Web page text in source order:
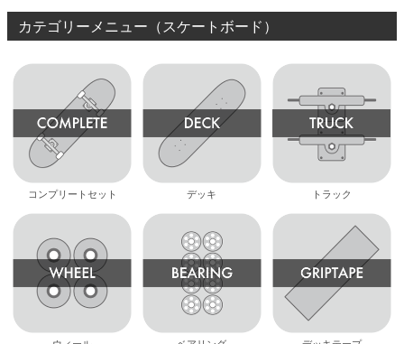
カテゴリーメニュー（スケートボード）
コンプリートセット デッキ トラック